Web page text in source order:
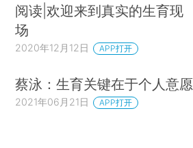
阅读|欢迎来到真实的生育现
场
2020年12月12日 APP打开
蔡泳：生育关键在于个人意愿
2021年06月21日 APP打开